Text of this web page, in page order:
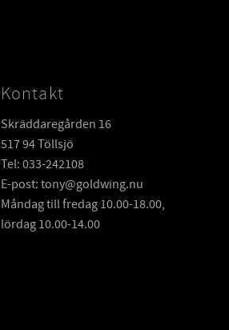
Kontakt
Skräddaregården 16
517 94 Töllsjö
Tel: 033-242108
E-post: tony@goldwing.nu
Måndag till fredag 10.00-18.00,
lördag 10.00-14.00